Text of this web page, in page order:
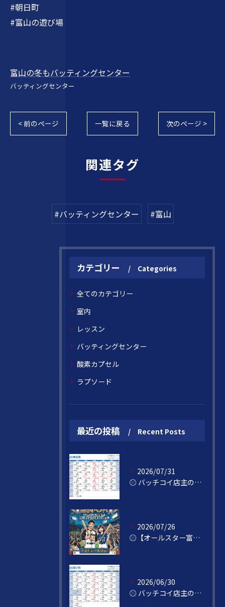
#朝日町
#富山の遊び場
富山の冬もバッティングセンター
バッティングセンター
< 前のページ 一覧に戻る 次のページ >
関連タグ
#バッティングセンター #富山
カテゴリー Categories
全てのカテゴリー
室内
レッスン
バッティングセンター
酸素カプセル
ラプソード
最近の投稿 Recent Posts
2026/07/31
⚾️ バッチコイ店主の独り言 ⚾️
2026/07/26
⚾️【オールスター富山開催記念！】⚾️
2026/06/30
⚾️ バッチコイ店主の独り言 ⚾️